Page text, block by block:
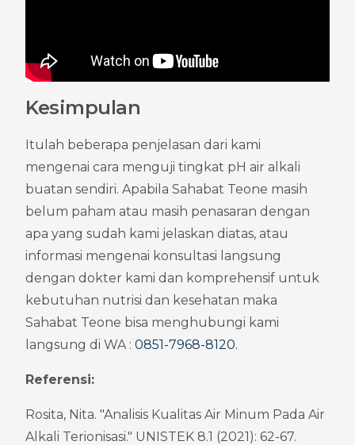
Kesimpulan
Itulah beberapa penjelasan dari kami
mengenai cara menguji tingkat pH air alkali
buatan sendiri. Apabila Sahabat Teone masih
belum paham atau masih penasaran dengan
apa yang sudah kami jelaskan diatas, atau
informasi mengenai konsultasi langsung
dengan dokter kami dan komprehensif untuk
kebutuhan nutrisi dan kesehatan maka
Sahabat Teone bisa menghubungi kami
langsung di WA : 0851-7968-8120.
Referensi:
Rosita, Nita. "Analisis Kualitas Air Minum Pada Air
Alkali Terionisasi." UNISTEK 8.1 (2021): 62-67.